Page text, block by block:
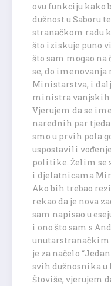
ovu funkciju kako
dužnost u Saboru
stranačkom radu
što iziskuje puno
što sam mogao
se, do imenovanja
Ministarstva, i
ministra vanjskih
Vjerujem da se
narednih par
smo u prvih pola
uspostavili
politike. Želim
i djelatnicama
Ako bih trebao
rekao da je nova
sam napisao u
i ono što sam s
unutarstranačkim
je za načelo
svih dužnosnika u
Štoviše, vjerujem